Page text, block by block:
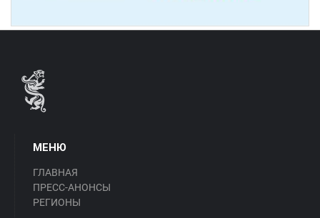
МЕНЮ
ГЛАВНАЯ
ПРЕСС-АНОНСЫ
РЕГИОНЫ